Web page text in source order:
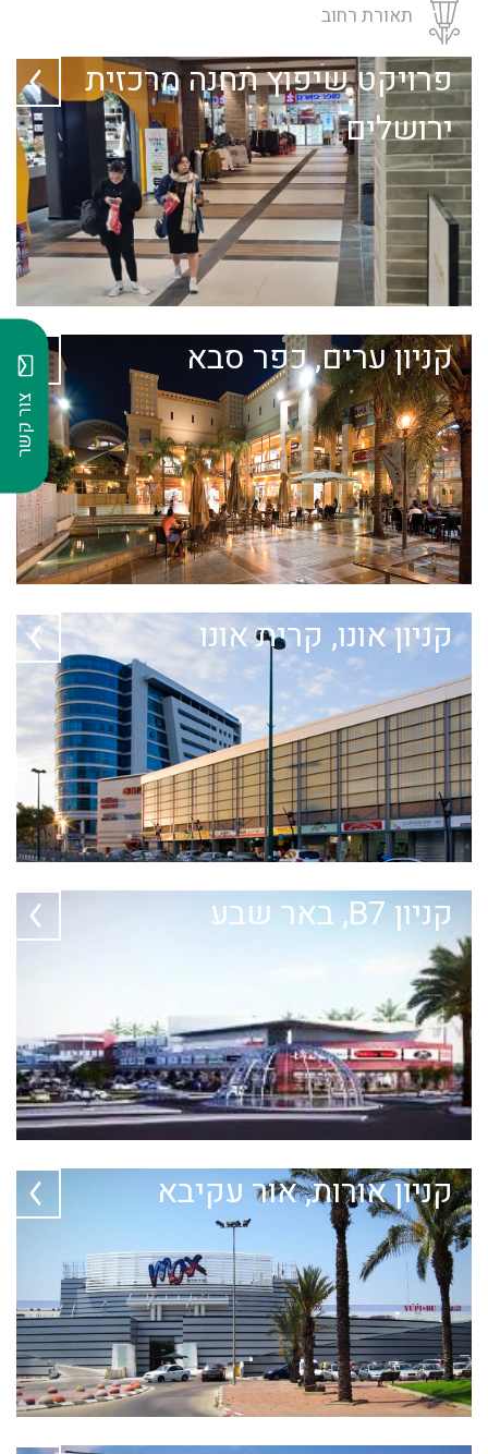
צור קשר
תאורת רחוב
פרויקט שיפוץ תחנה מרכזית
ירושלים
קניון ערים, כפר סבא
קניון אונו, קרית אונו
קניון B7, באר שבע
קניון אורות, אור עקיבא